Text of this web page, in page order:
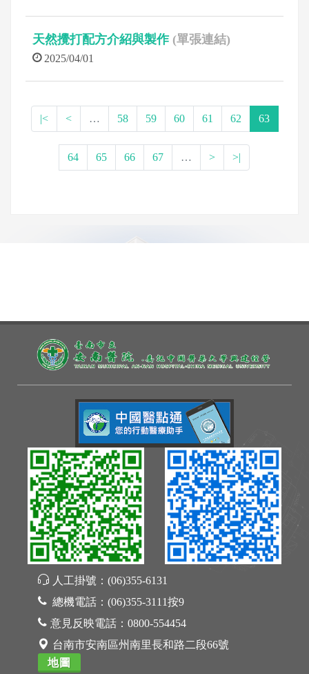
天然攪打配方介紹與製作 (單張連結)
2025/04/01
|< < … 58 59 60 61 62 63
64 65 66 67 … > >|
人工掛號： (06)355-6131
總機電話： (06)355-3111按9
意見反映電話： 0800-554454
台南市安南區州南里長和路二段66號
地圖